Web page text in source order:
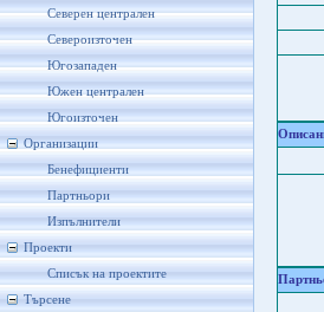
Северен централен
Североизточен
Югозападен
Южен централен
Югоизточен
Организации
Бенефициенти
Партньори
Изпълнители
Проекти
Списък на проектите
Търсене